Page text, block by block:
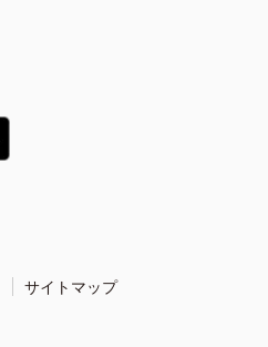
サイトマップ